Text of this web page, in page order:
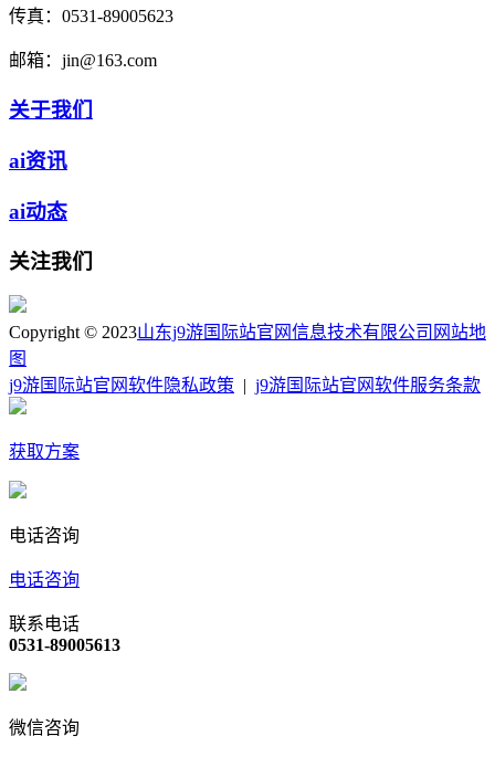
传真： 0531-89005623
邮箱： jin@163.com
关于我们
ai资讯
ai动态
关注我们
Copyright © 2023山东j9游国际站官网信息技术有限公司 网站地
图
j9游国际站官网软件隐私政策 | j9游国际站官网软件服务条款
获取方案
电话咨询
电话咨询
联系电话
0531-89005613
微信咨询